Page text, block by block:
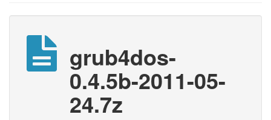
grub4dos-
0.4.5b-2011-05-
24.7z